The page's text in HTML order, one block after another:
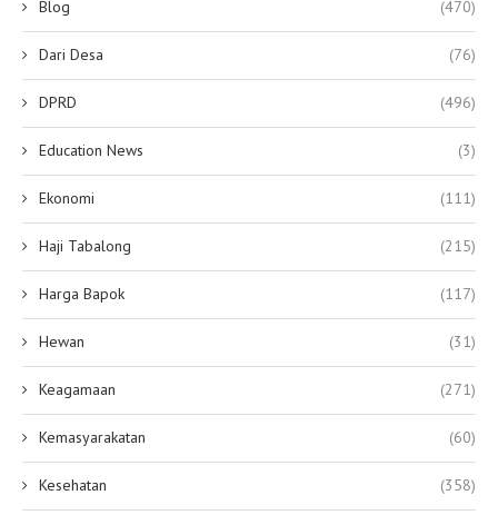
Blog (470)
Dari Desa (76)
DPRD (496)
Education News (3)
Ekonomi (111)
Haji Tabalong (215)
Harga Bapok (117)
Hewan (31)
Keagamaan (271)
Kemasyarakatan (60)
Kesehatan (358)